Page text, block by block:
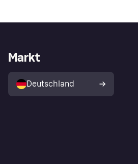
Markt
Deutschland